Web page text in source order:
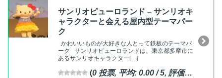
サンリオピューロランド – サンリオキ
ャラクターと会える屋内型テーマパー
ク
かわいいものが大好きな人とって鉄板のテーマパ
ーク サンリオピューロランドは、東京都多摩市に
あるサンリオキャラクター[…]
(0 投票, 平均: 0.00 / 5, 評価済